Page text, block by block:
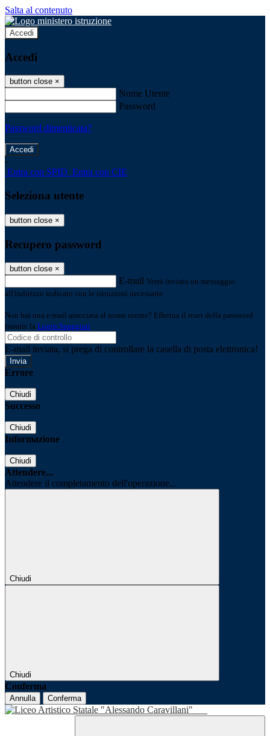
Salta al contenuto
Accedi
Accedi
button close ×
Nome Utente
Password
Password dimenticata?
-
Entra con SPID Entra con CIE
Seleziona utente
button close ×
Recupero password
button close ×
E-mail Verrà inviato un messaggio
all'indirizzo indicato con le istruzioni necessarie.
Non hai una e-mail associata al nome utente? Effettua il reset della password
tramite la Login Spaggiari
E-mail inviata, si prega di controllare la casella di posta elettronica!
Errore
Chiudi
Successo
Chiudi
Informazione
Chiudi
Attendere...
Attendere il completamento dell'operazione...
Chiudi
Chiudi
Conferma
Annulla Conferma